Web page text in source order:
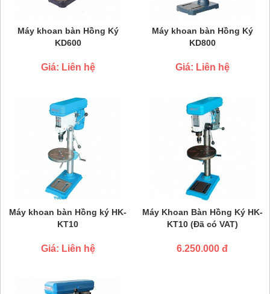
Máy khoan bàn Hồng Ký
KD600
Giá: Liên hệ
Máy khoan bàn Hồng Ký
KD800
Giá: Liên hệ
Máy khoan bàn Hồng ký HK-
KT10
Giá: Liên hệ
Máy Khoan Bàn Hồng Ký HK-
KT10 (Đã có VAT)
6.250.000 đ